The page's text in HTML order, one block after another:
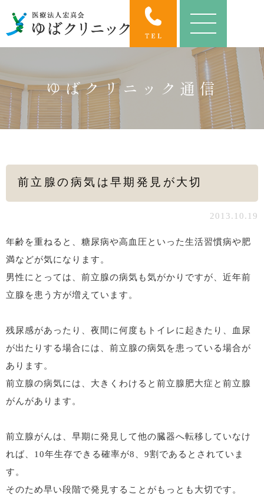
ゆばクリニック通信
前立腺の病気は早期発見が大切
2013.10.19
年齢を重ねると、糖尿病や高血圧といった生活習慣病や肥
満などが気になります。
男性にとっては、前立腺の病気も気がかりですが、近年前
立腺を患う方が増えています。
残尿感があったり、夜間に何度もトイレに起きたり、血尿
が出たりする場合には、前立腺の病気を患っている場合が
あります。
前立腺の病気には、大きくわけると前立腺肥大症と前立腺
がんがあります。
前立腺がんは、早期に発見して他の臓器へ転移していなけ
れば、10年生存できる確率が8、9割であるとされていま
す。
そのため早い段階で発見することがもっとも大切です。